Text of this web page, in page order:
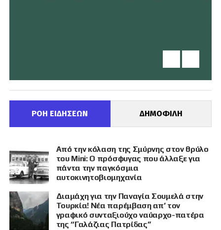
ΡΟΗ ΕΙΔΗΣΕΩΝ ΔΗΜΟΦΙΛΗ
Από την κόλαση της Σμύρνης στον θρύλο
του Mini: Ο πρόσφυγας που άλλαξε για
πάντα την παγκόσμια
αυτοκινητοβιομηχανία
Διαμάχη για την Παναγία Σουμελά στην
Τουρκία! Νέα παρέμβαση απ’ τον
γραφικό συνταξιούχο ναύαρχο-πατέρα
της “Γαλάζιας Πατρίδας”